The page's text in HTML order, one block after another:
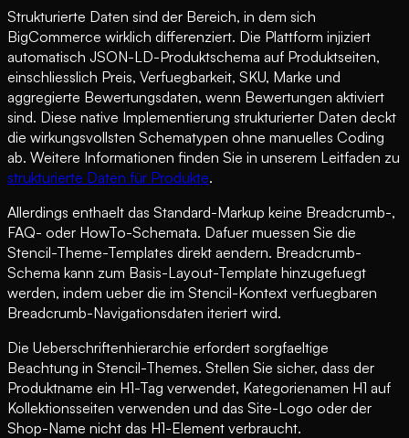
Strukturierte Daten sind der Bereich, in dem sich
BigCommerce wirklich differenziert. Die Plattform injiziert
automatisch JSON-LD-Produktschema auf Produktseiten,
einschliesslich Preis, Verfuegbarkeit, SKU, Marke und
aggregierte Bewertungsdaten, wenn Bewertungen aktiviert
sind. Diese native Implementierung strukturierter Daten deckt
die wirkungsvollsten Schematypen ohne manuelles Coding
ab. Weitere Informationen finden Sie in unserem Leitfaden zu
strukturierte Daten für Produkte.
Allerdings enthaelt das Standard-Markup keine Breadcrumb-,
FAQ- oder HowTo-Schemata. Dafuer muessen Sie die
Stencil-Theme-Templates direkt aendern. Breadcrumb-
Schema kann zum Basis-Layout-Template hinzugefuegt
werden, indem ueber die im Stencil-Kontext verfuegbaren
Breadcrumb-Navigationsdaten iteriert wird.
Die Ueberschriftenhierarchie erfordert sorgfaeltige
Beachtung in Stencil-Themes. Stellen Sie sicher, dass der
Produktname ein H1-Tag verwendet, Kategorienamen H1 auf
Kollektionsseiten verwenden und das Site-Logo oder der
Shop-Name nicht das H1-Element verbraucht.